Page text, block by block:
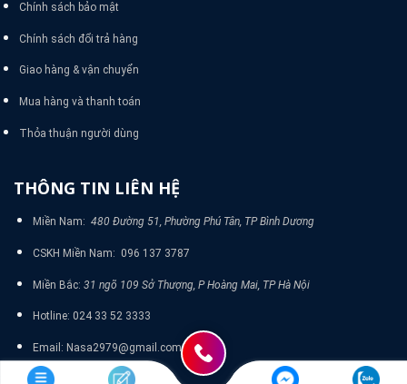
Chính sách bảo mật
Chính sách đổi trả hàng
Giao hàng & vận chuyển
Mua hàng và thanh toán
Thỏa thuận người dùng
THÔNG TIN LIÊN HỆ
Miền Nam: 480 Đường 51, Phường Phú Tân, TP Bình Dương
CSKH Miền Nam: 096 137 3787
Miền Bắc: 31 ngõ 109 Sở Thượng, P Hoàng Mai, TP Hà Nội
Hotline: 024 33 52 3333
Email: Nasa2979@gmail.com